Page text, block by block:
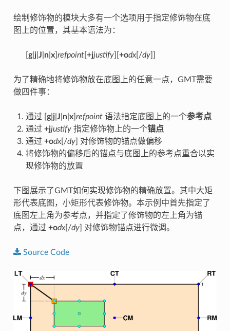
绘制修饰物的模块大多有一个选项用于指定修饰物在底
图上的位置，其基本语法为：
g|j| J n| x] refpoint[ +jjustify][ +odx[/dy]]
为了精确地将修饰物放在底图上的任意一点，GMT需要
做四件事：
通过 [ g|j| J n| x] refpoint语法指定底图上的一个参考点
通过 +jjustify指定修饰物上的一个锚点
通过 +odx[/dy] 对修饰物的锚点做偏移
将修饰物的偏移后的锚点与底图上的参考点重合以实
现修饰物的放置
下图展示了GMT如何实现修饰物的精确放置。其中大矩
形代表底图，小矩形代表修饰物。本示例中首先指定了
底图左上角为参考点，并指定了修饰物的左上角为锚
点，通过 +odx[/dy] 对修饰物锚点进行微调。
Source Code